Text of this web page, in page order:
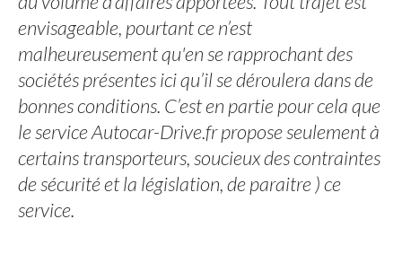
envisageable, pourtant ce n’est
malheureusement qu'en se rapprochant des
sociétés présentes ici qu’il se déroulera dans de
bonnes conditions. C’est en partie pour cela que
le service Autocar-Drive.fr propose seulement à
certains transporteurs, soucieux des contraintes
de sécurité et la législation, de paraitre ) ce
service.